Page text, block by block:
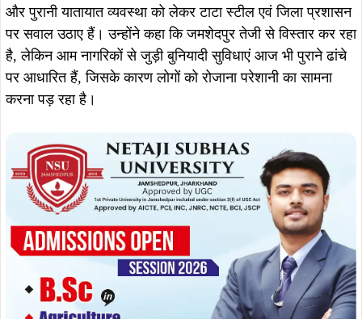
और पुरानी यातायात व्यवस्था को लेकर टाटा स्टील एवं जिला प्रशासन
पर सवाल उठाए हैं। उन्होंने कहा कि जमशेदपुर तेजी से विस्तार कर रहा
है, लेकिन आम नागरिकों से जुड़ी बुनियादी सुविधाएं आज भी पुराने ढांचे
पर आधारित हैं, जिसके कारण लोगों को रोजाना परेशानी का सामना
करना पड़ रहा है।